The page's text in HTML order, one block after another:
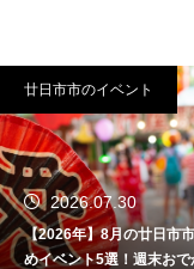
8月イベント
2026.07.30
【2026年】8月の津山
イベント5選！週末おで